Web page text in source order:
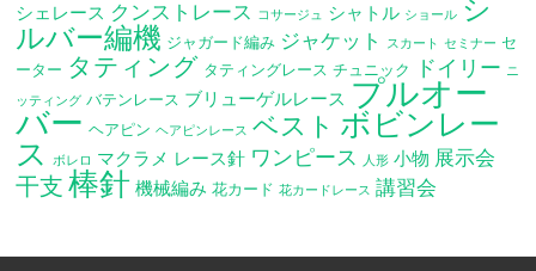
シェレース クンストレース コサージュ シャトル ショール シ
ルバー編機 ジャガード編み ジャケット スカート セミナー セ
ーター タティング タティングレース チュニック ドイリー ニ
ッティング バテンレース ブリューゲルレース プルオー
バー ヘアピン ヘアピンレース ベスト ボビンレー
ス
ボレロ マクラメ レース針 ワンピース 人形 小物 展示会
干支 棒針 機械編み 花カード 花カードレース 講習会